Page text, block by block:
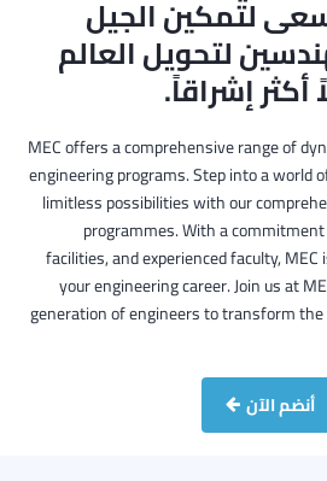
لتمكين الجيل
لتحويل العالم
إشراقاً.
MEC offers a comprehensive range of
engineering programs. Step into a world
limitless possibilities with our
programmes. With a
facilities, and experienced faculty,
your engineering career. Join us at
generation of engineers to transform
أنضم الآن